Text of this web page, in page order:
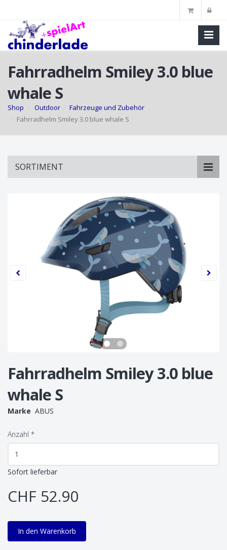
Fahrradhelm Smiley 3.0 blue
whale S
Shop Outdoor
Fahrzeuge und Zubehör
Fahrradhelm Smiley 3.0 blue whale S
SORTIMENT
Fahrradhelm Smiley 3.0 blue
whale S
Marke ABUS
Anzahl *
Sofort lieferbar
CHF 52.90
In den Warenkorb